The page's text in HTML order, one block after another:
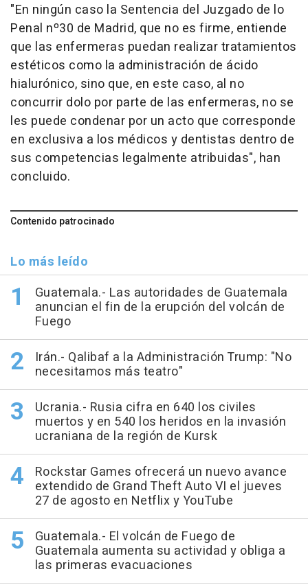
"En ningún caso la Sentencia del Juzgado de lo
Penal nº30 de Madrid, que no es firme, entiende
que las enfermeras puedan realizar tratamientos
estéticos como la administración de ácido
hialurónico, sino que, en este caso, al no
concurrir dolo por parte de las enfermeras, no se
les puede condenar por un acto que corresponde
en exclusiva a los médicos y dentistas dentro de
sus competencias legalmente atribuidas", han
concluido.
Contenido patrocinado
Lo más leído
Guatemala.- Las autoridades de Guatemala
anuncian el fin de la erupción del volcán de
Fuego
Irán.- Qalibaf a la Administración Trump: "No
necesitamos más teatro"
Ucrania.- Rusia cifra en 640 los civiles
muertos y en 540 los heridos en la invasión
ucraniana de la región de Kursk
Rockstar Games ofrecerá un nuevo avance
extendido de Grand Theft Auto VI el jueves
27 de agosto en Netflix y YouTube
Guatemala.- El volcán de Fuego de
Guatemala aumenta su actividad y obliga a
las primeras evacuaciones